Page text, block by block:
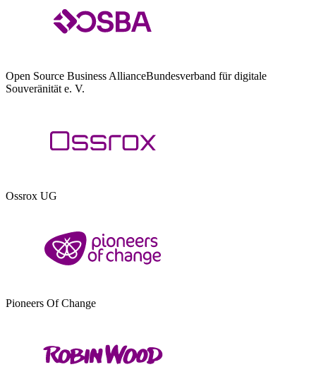
Open Source Business AllianceBundesverband für digitale
Souveränität e. V.
Ossrox UG
Pioneers Of Change